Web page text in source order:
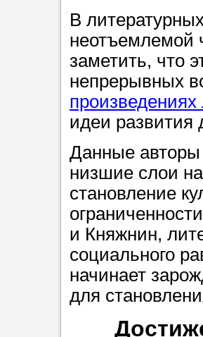
советам,
репетитора
Совет 2.
заявку на
то в поле
укажите как
чтобы мы
самого
репетитора.
Мы
В
неотъемлемой
заметить, что
непрерывных
идеи развития
Данные авторы
низшие слои
становление
и Княжнин,
социального
начинает
для